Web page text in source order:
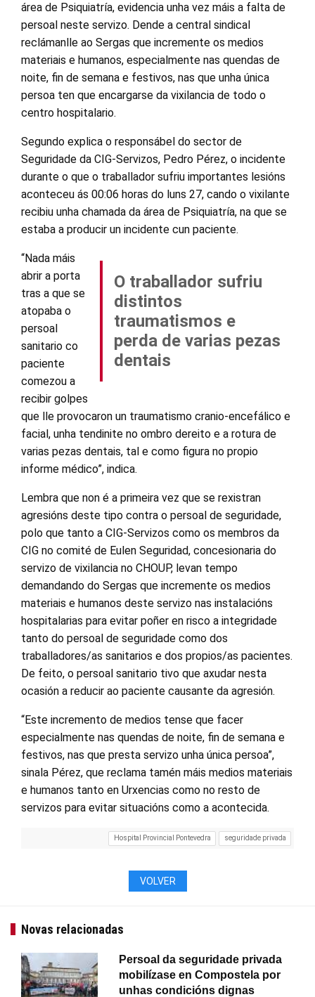
área de Psiquiatría, evidencia unha vez máis a falta de
persoal neste servizo. Dende a central sindical
reclámanlle ao Sergas que incremente os medios
materiais e humanos, especialmente nas quendas de
noite, fin de semana e festivos, nas que unha única
persoa ten que encargarse da vixilancia de todo o
centro hospitalario.
Segundo explica o responsábel do sector de
Seguridade da CIG-Servizos, Pedro Pérez, o incidente
durante o que o traballador sufriu importantes lesións
aconteceu ás 00:06 horas do luns 27, cando o vixilante
recibiu unha chamada da área de Psiquiatría, na que se
estaba a producir un incidente cun paciente.
O traballador sufriu
distintos
traumatismos e
perda de varias pezas
dentais
“Nada máis
abrir a porta
tras a que se
atopaba o
persoal
sanitario co
paciente
comezou a
recibir golpes
que lle provocaron un traumatismo cranio-encefálico e
facial, unha tendinite no ombro dereito e a rotura de
varias pezas dentais, tal e como figura no propio
informe médico”, indica.
Lembra que non é a primeira vez que se rexistran
agresións deste tipo contra o persoal de seguridade,
polo que tanto a CIG-Servizos como os membros da
CIG no comité de Eulen Seguridad, concesionaria do
servizo de vixilancia no CHOUP, levan tempo
demandando do Sergas que incremente os medios
materiais e humanos deste servizo nas instalacións
hospitalarias para evitar poñer en risco a integridade
tanto do persoal de seguridade como dos
traballadores/as sanitarios e dos propios/as pacientes.
De feito, o persoal sanitario tivo que axudar nesta
ocasión a reducir ao paciente causante da agresión.
“Este incremento de medios tense que facer
especialmente nas quendas de noite, fin de semana e
festivos, nas que presta servizo unha única persoa”,
sinala Pérez, que reclama tamén máis medios materiais
e humanos tanto en Urxencias como no resto de
servizos para evitar situacións como a acontecida.
Hospital Provincial Pontevedra seguridade privada
VOLVER
Novas relacionadas
Persoal da seguridade privada
mobilízase en Compostela por
unhas condicións dignas